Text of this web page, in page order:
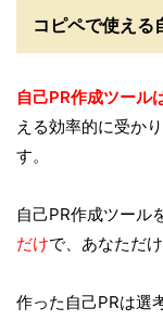
コピペで使える
自己PR作成ツール
える効率的に受か
す。
自己PR作成ツール
だけで、あなただ
作った自己PRは選